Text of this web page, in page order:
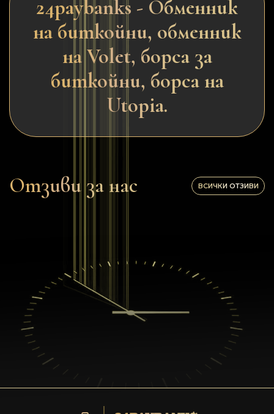
24paybanks - Обменник
на биткойни, обменник
на Volet, борса за
биткойни, борса на
Utopia.
Отзиви за нас ВСИЧКИ ОТЗИВИ